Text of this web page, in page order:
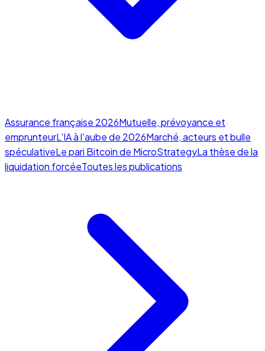
Assurance française 2026Mutuelle, prévoyance et
emprunteurL'IA à l'aube de 2026Marché, acteurs et bulle
spéculativeLe pari Bitcoin de MicroStrategyLa thèse de la
liquidation forcéeToutes les publications